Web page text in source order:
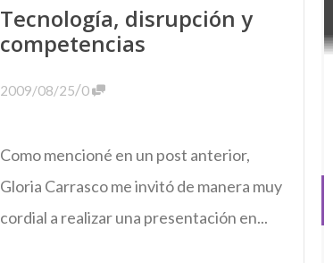
Tecnología, disrupción y
competencias
2009/08/25/0
Como mencioné en un post anterior,
Gloria Carrasco me invitó de manera muy
cordial a realizar una presentación en...